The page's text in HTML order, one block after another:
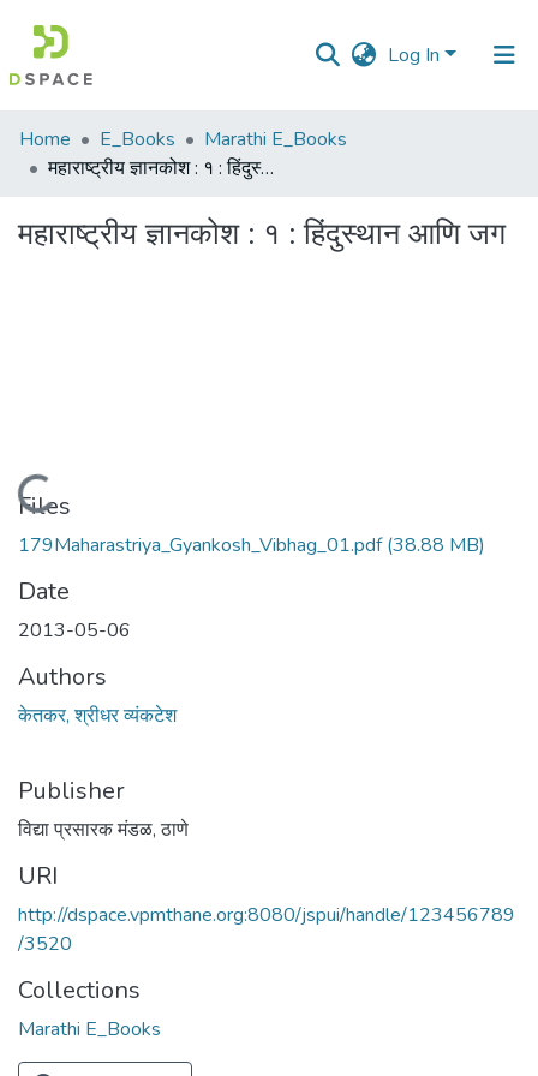
Log In
Communities
&
All of DSpace
Home E_Books
Marathi E_Books
महाराष्ट्रीय ज्ञानकोश : १ : हिंदुस्थान आणि जग
महाराष्ट्रीय ज्ञानकोश : १ : हिंदुस्थान आणि जग
Loading...
Files
179Maharastriya_Gyankosh_Vibhag_01.pdf(38.88 MB)
Date
2013-05-06
Authors
केतकर, श्रीधर व्यंकटेश
Publisher
विद्या प्रसारक मंडळ, ठाणे
URI
http://dspace.vpmthane.org:8080/jspui/handle/123456789
/3520
Collections
Marathi E_Books